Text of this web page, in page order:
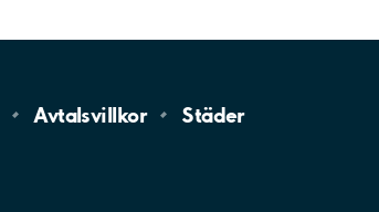
Avtalsvillkor Städer